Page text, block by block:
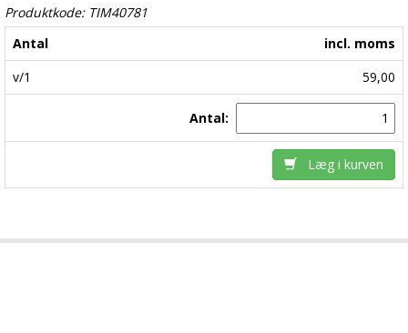
Produktkode: TIM40781
Antal
incl. moms
v/1
59,00
Antal:
Læg i kurven